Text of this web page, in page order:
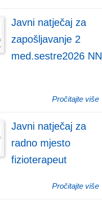
Javni natječaj za
zapošljavanje 2
med.sestre2026 NN
Pročitajte više
Javni natječaj za
radno mjesto
fizioterapeut
Pročitajte više